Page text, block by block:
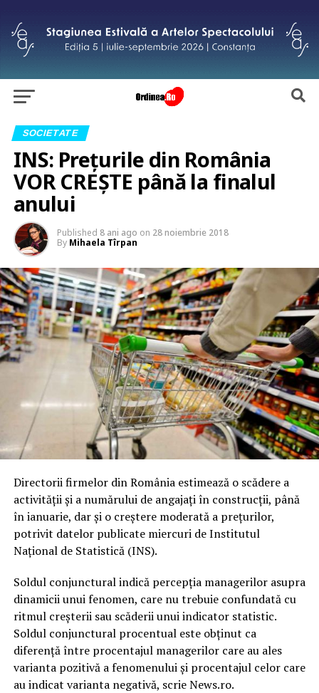
SOCIETATE
INS: Prețurile din România
VOR CREȘTE până la finalul
anului
Published 8 ani ago on 28 noiembrie 2018
By Mihaela Tîrpan
Directorii firmelor din România estimează o scădere a
activităţii şi a numărului de angajaţi în construcţii, până
în ianuarie, dar şi o creştere moderată a preţurilor,
potrivit datelor publicate miercuri de Institutul
Naţional de Statistică (INS).
Soldul conjunctural indică percepţia managerilor asupra
dinamicii unui fenomen, care nu trebuie confundată cu
ritmul creşterii sau scăderii unui indicator statistic.
Soldul conjunctural procentual este obţinut ca
diferenţă între procentajul managerilor care au ales
varianta pozitivă a fenomenului şi procentajul celor care
au indicat varianta negativă, scrie News.ro.